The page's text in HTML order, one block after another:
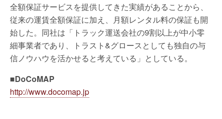
全額保証サービスを提供してきた実績があることから、
従来の運賃全額保証に加え、月額レンタル料の保証も開
始した。同社は「トラック運送会社の9割以上が中小零
細事業者であり、トラスト&グロースとしても独自の与
信ノウハウを活かせると考えている」としている。
■DoCoMAP
http://www.docomap.jp